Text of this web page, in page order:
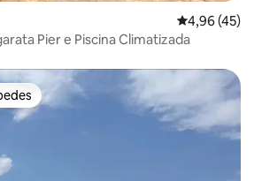
4,96 de uma
4,96 (45)
Pier e Piscina Climatizada